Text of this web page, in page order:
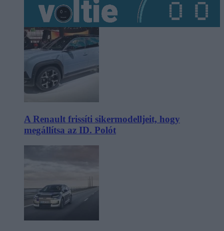
A Renault frissíti sikermodelljeit, hogy
megállítsa az ID. Polót